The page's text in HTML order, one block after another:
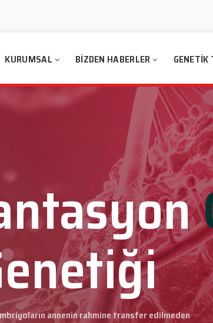
KURUMSAL BIZDEN HABERLER GENETIK
annenin rahmine transfer edilmeden